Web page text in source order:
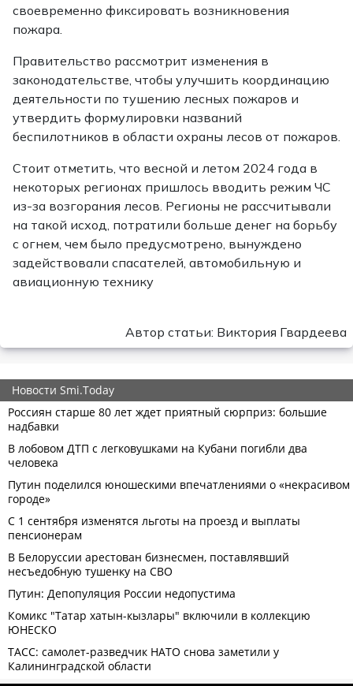
своевременно фиксировать возникновения
пожара.
Правительство рассмотрит изменения в
законодательстве, чтобы улучшить координацию
деятельности по тушению лесных пожаров и
утвердить формулировки названий
беспилотников в области охраны лесов от пожаров.
Стоит отметить, что весной и летом 2024 года в
некоторых регионах пришлось вводить режим ЧС
из-за возгорания лесов. Регионы не рассчитывали
на такой исход, потратили больше денег на борьбу
с огнем, чем было предусмотрено, вынуждено
задействовали спасателей, автомобильную и
авиационную технику
Автор статьи: Виктория Гвардеева